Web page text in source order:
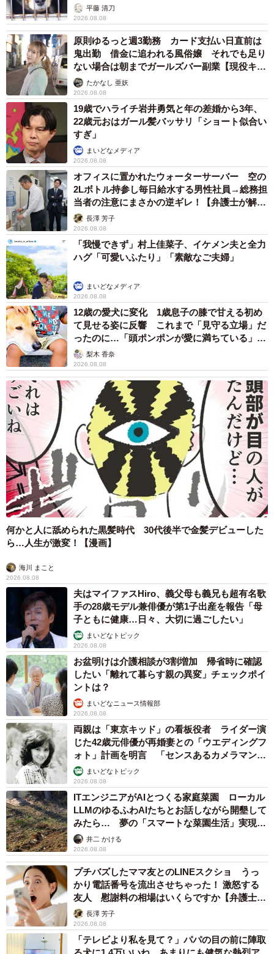
んは修業します。
修業を終えた中村さんは、ガス釜での餡炊きを教えても
らい、祖父と父とならんで菓子を作る日々を送ります。こ
れから売上を増やしていくには百貨店などの出店を増やし
ていくしかないという状況のなか、中村さんが将来継ぐこ
とを念頭に、これからどうしていくかを家族で話し合いま
した。
7/11
中村軒の全ての餡をつくる餡場
曽祖父は祖父に「おくどさんだけは続けなさい」と言っ
ていたこと、父が「ムラはあるが、おくどさんでバチッと
決まったときの餡が一番美味しかったかもしれん」と言っ
たこと、なにより中村さんがおくどさんの餡炊きを教えて
もらっておきたかったことなどから、おくどさんで炊ける
量に少しずつ縮小していくことになりました。
現在はおくどさんで炊ける餡の量で、会社の規模を設定
しています。効率を良くするために導入していたほかの機
械も、口当たりや食感など美味しいと感じるものは手作り
に戻しているうちに、結果的に９割以上が手作りになって
います。
8/11
中村軒名物の「麦代餅」と「かつら饅頭」
店を引き継ぐもコロナ禍の渦にのまれる
2019年4月、中村さんは父から店を引き継ぎました。
「僕の代になったときに、できる範囲を超えてしまう催事
などはすべてお断りさせていただきました。規模を縮小し
て自分ができる範囲ですることが、僕には合っている。た
だ、どうしても売り切れができたりとか、作り直しがなか
なかできなかったりするんでご迷惑がかかるところもある
んですけど」と中村さん。
平藤 清刀
2026.08.08
原則ゆるっと週3勤務 カード支払い日直前は
鬼出勤 借金に追われる風俗嬢 それでも足り
ない場合は朝までガールズバー副業【現役キャ
ストに取材】
たかなし 亜妖
2026.08.08
19歳でハライチ岩井勇気と年の差婚から3年、
22歳元おはガール髪バッサリ「ショート似合い
すぎ」
まいどなメディア
2026.08.08
オフィスに置かれたウォーターサーバー 空の
2Lボトル持参し毎日給水する男性社員→総務担
当者の注意にまさかの逆ギレ！【弁護士が解
説】長澤 芳子
2026.08.08
「我慢できず」村上佳菜子、イケメン夫と全力
ハグ「可愛いふたり」「素敵なご夫婦」
まいどなメディア
2026.08.08
12歳の愛犬に変化 1歳息子の膝で甘える初め
て見せる姿に反響 これまで「見守る立場」だ
ったのに…「頭ポンポンが愛に満ちている」
「尊…」
梨木 香奈
2026.08.08
何かと人に舐められた黒髪時代 30代後半で金髪デビューした
ら…人生が激変！【漫画】
海川 まこと
2026.08.08
夫はマイファスHiro、義父母も義兄も超有名歌
手の28歳モデル兼俳優が第1子出産を報告「母
子ともに健康…日々、大切に過ごしたい」
まいどなトピック
2026.08.08
お盆明けは介護相談が3割増加 帰省時に確認
したい「離れて暮らす親の異変」チェックポイ
ントは？
まいどなニュース情報部
2026.08.08
両親は「東京キッド」の看板役者 ライダー演
じた42歳元俳優が再婚妻との「ウエディングフ
ォト」計画を明言 「センスあるカメラマン求
む」まいどなトピック
2026.08.08
ITエンジニアがAIとつくる家庭菜園 ローカル
LLMのゆるふわAIたちとお話しながら開墾して
みたら… 夢の「スマートな菜園生活」実現な
るか井二 かける
2026.08.08
プチバズしたママ友とのLINEスクショ うっ
かり電話番号を流出させちゃった！ 激怒する
友人 慰謝料の相場はいくらですか【弁護士が
解説】長澤 芳子
2026.08.08
「テレビより私を見て？」パパの目の前に陣取